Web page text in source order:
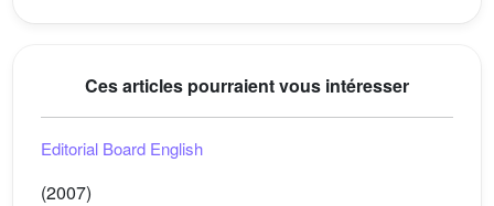
Ces articles pourraient vous intéresser
Editorial Board English
(2007)